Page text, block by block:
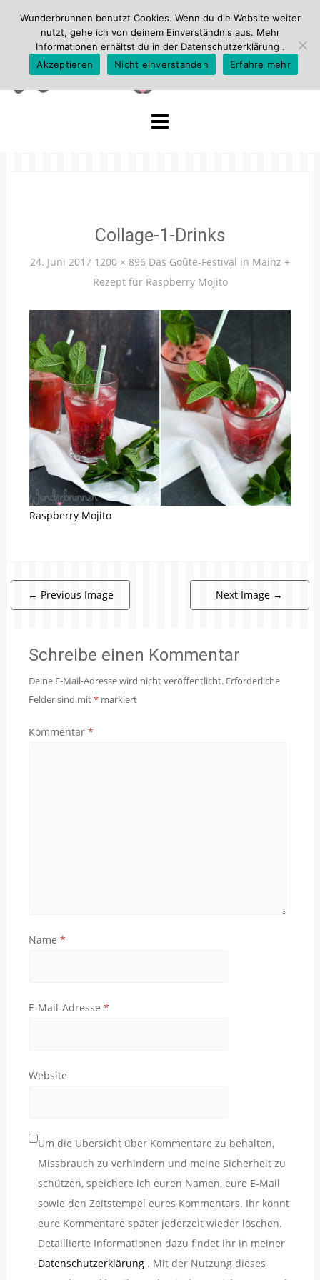
Collage-1-Drinks
24. Juni 2017 1200 × 896 Das Goûte-Festival in Mainz +
Rezept für Raspberry Mojito
Raspberry Mojito
← Previous Image Next Image →
Schreibe einen Kommentar
Deine E-Mail-Adresse wird nicht veröffentlicht. Erforderliche
Felder sind mit* markiert
Kommentar *
Name *
E-Mail-Adresse *
Website
Um die Übersicht über Kommentare zu behalten,
Missbrauch zu verhindern und meine Sicherheit zu
schützen, speichere ich euren Namen, eure E-Mail
sowie den Zeitstempel eures Kommentars. Ihr könnt
eure Kommentare später jederzeit wieder löschen.
Detaillierte Informationen dazu findet ihr in meiner
Datenschutzerklärung . Mit der Nutzung dieses
Wunderbrunnen benutzt Cookies. Wenn du die Website weiter
nutzt, gehe ich von deinem Einverständnis aus. Mehr
Informationen erhältst du in der Datenschutzerklärung .
Akzeptieren
Nicht einverstanden Erfahre mehr